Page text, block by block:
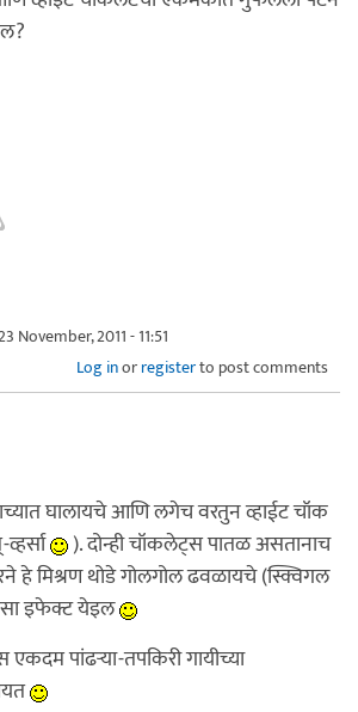
November, 2011 - 11:51
Log inorregisterto post comments
घालायचे आणि लगेच वरतुन व्हाईट चॉक
). दोन्ही चॉकलेट्स पातळ असतानाच
हे मिश्रण थोडे गोलगोल ढवळायचे (स्क्विगल
इफेक्ट येइल
पांढर्‍या-तपकिरी गायीच्या